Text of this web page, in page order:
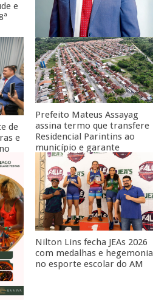
e
Empresário amazonense é
indicado aos 100 Mais
Influentes da Saúde 2026
de
e
e
Prefeito Mateus Assayag
assina termo que transfere
Residencial Parintins ao
município e garante
moradia para cerca de
1.500 famílias
Nilton Lins fecha JEAs 2026
com medalhas e hegemonia
no esporte escolar do AM